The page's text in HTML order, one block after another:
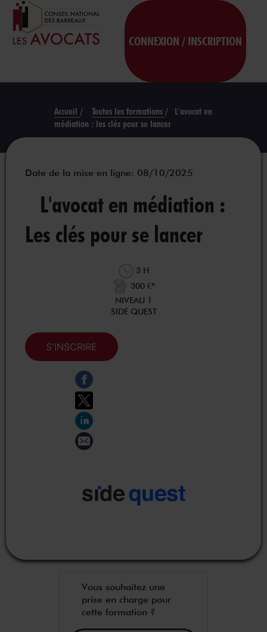
CONNEXION / INSCRIPTION
Accueil / Toutes les formations /
L'avocat en
médiation : les clés pour se lancer
Date de la mise en ligne: 08/10/2025
L'avocat en médiation :
Les clés pour se lancer
3 H
300 €*
NIVEAU 1
SIDE QUEST
S'INSCRIRE
Vous souhaitez une
prise en charge pour
cette formation ?